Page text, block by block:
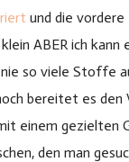
und die
ABER ich kann
nie so viele Stoffe
bereitet es den
einem gezielten
den man